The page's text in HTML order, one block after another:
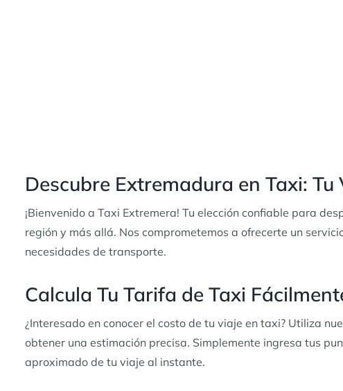
Descubre Extremadura en Taxi:
¡Bienvenido a Taxi Extremera! Tu elección confiable para
región y más allá. Nos comprometemos a ofrecerte un
necesidades de transporte.
Calcula Tu Tarifa de Taxi
¿Interesado en conocer el costo de tu viaje en taxi? Utiliza
obtener una estimación precisa. Simplemente ingresa tus
aproximado de tu viaje al instante.